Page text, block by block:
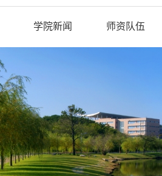
学院新闻 师资队伍